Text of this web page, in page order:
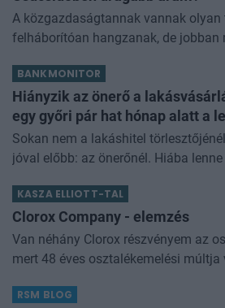
A közgazdaságtannak vannak olyan
felháborítóan hangzanak, de jobban
némi kellemetlenséggel is járnak. Az
BANKMONITOR
Hiányzik az önerő a
egy győri pár hat hónap alatt a
Sokan nem a lakáshitel
jóval előbb: az önerőnél. Hiába
kell rakni. Z
KASZA ELLIOTT-TAL
Clorox Company - elemzés
Van néhány Clorox részvényem az
mert 48 éves osztalékemelési múltja
dividend king-et. Azt
RSM BLOG